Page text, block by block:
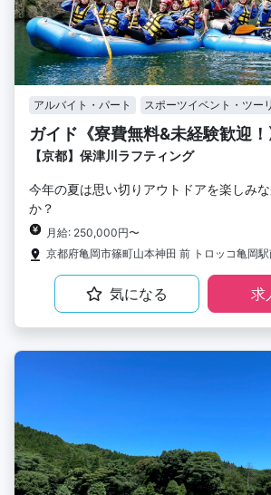
アルバイト・パート スポーツイベント・ツー
ガイド《寮費無料&未経験歓迎！
【京都】保津川ラフティング
今年の夏は思い切りアウトドアを楽しみ
か？
月給: 250,000円〜
京都府亀岡市篠町山本神田 前 トロッコ亀岡
気になる 求